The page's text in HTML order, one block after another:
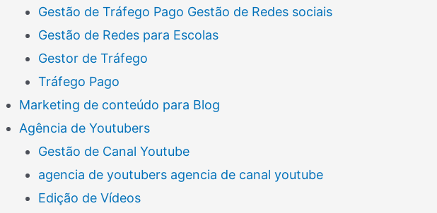
Gestão de Tráfego Pago Gestão de Redes sociais
Gestão de Redes para Escolas
Gestor de Tráfego
Tráfego Pago
Marketing de conteúdo para Blog
Agência de Youtubers
Gestão de Canal Youtube
agencia de youtubers agencia de canal youtube
Edição de Vídeos